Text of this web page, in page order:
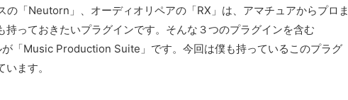
の「Neutorn」、オーディオリペアの「RX」は、アマチュアからプロま
持っておきたいプラグインです。そんな３つのプラグインを含む
「Music Production Suite」です。今回は僕も持っているこのプラグ
ます。